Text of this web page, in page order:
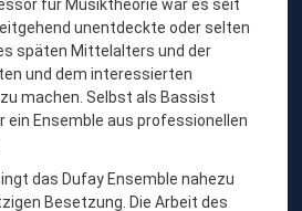
für Musiktheorie war es seit
unentdeckte oder selten
späten Mittelalters und der
und dem interessierten
machen. Selbst als Bassist
ein Ensemble aus professionellen
das Dufay Ensemble nahezu
Besetzung. Die Arbeit des